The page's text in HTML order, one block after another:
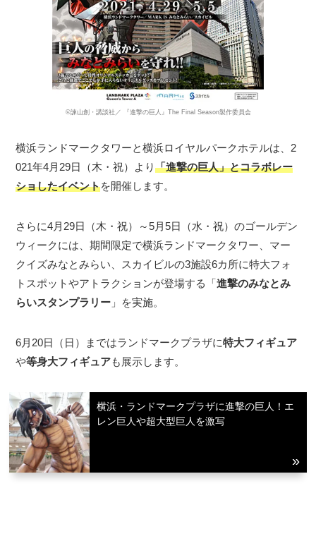
©諫山創・講談社／ 『進撃の巨人』The Final Season製作委員会
横浜ランドマークタワーと横浜ロイヤルパークホテルは、2
021年4月29日（木・祝）より「進撃の巨人」とコラボレー
ショしたイベントを開催します。
さらに4月29日（木・祝）～5月5日（水・祝）のゴールデン
ウィークには、期間限定で横浜ランドマークタワー、マー
クイズみなとみらい、スカイビルの3施設6カ所に特大フォ
トスポットやアトラクションが登場する「進撃のみなとみ
らいスタンプラリー 」を実施。
6月20日（日）まではランドマークプラザに特大フィギュア
や等身大フィギュアも展示します。
横浜・ランドマークプラザに進撃の巨人！エ
レン巨人や超大型巨人を激写